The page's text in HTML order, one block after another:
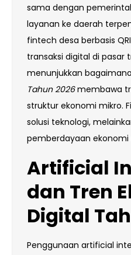
sama dengan
layanan ke daerah
fintech desa berbasis
transaksi digital di pasar
menunjukkan bagaimana
Tahun 2026membawa
struktur ekonomi mikro.
solusi teknologi,
pemberdayaan
Artificial
dan Tren
Digital
Penggunaan artificial